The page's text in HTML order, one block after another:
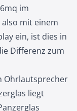
im
mit einem
ein, ist dies in
Differenz zum
Ohrlautsprecher
liegt